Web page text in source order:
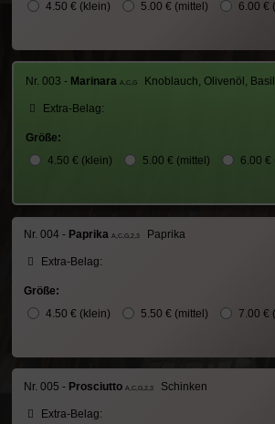
4.50 € (klein) 5.00 € (mittel) 6.00 €
Nr. 003 - Marinara A,C,G Knoblauch, Olivenöl,
Extra-Belag:
Größe:
4.50 € (klein) 5.00 € (mittel) 6.00 €
Nr. 004 - Paprika A,C,G,2,3 Paprika
Extra-Belag:
Größe:
4.50 € (klein) 5.50 € (mittel) 7.00 €
Nr. 005 - Prosciutto A,C,G,2,3 Schinken
Extra-Belag: